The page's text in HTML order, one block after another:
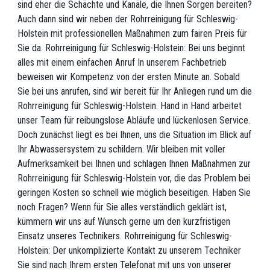
sind eher die Schächte und Kanäle, die Ihnen Sorgen bereiten?
Auch dann sind wir neben der Rohrreinigung für Schleswig-
Holstein mit professionellen Maßnahmen zum fairen Preis für
Sie da. Rohrreinigung für Schleswig-Holstein: Bei uns beginnt
alles mit einem einfachen Anruf In unserem Fachbetrieb
beweisen wir Kompetenz von der ersten Minute an. Sobald
Sie bei uns anrufen, sind wir bereit für Ihr Anliegen rund um die
Rohrreinigung für Schleswig-Holstein. Hand in Hand arbeitet
unser Team für reibungslose Abläufe und lückenlosen Service.
Doch zunächst liegt es bei Ihnen, uns die Situation im Blick auf
Ihr Abwassersystem zu schildern. Wir bleiben mit voller
Aufmerksamkeit bei Ihnen und schlagen Ihnen Maßnahmen zur
Rohrreinigung für Schleswig-Holstein vor, die das Problem bei
geringen Kosten so schnell wie möglich beseitigen. Haben Sie
noch Fragen? Wenn für Sie alles verständlich geklärt ist,
kümmern wir uns auf Wunsch gerne um den kurzfristigen
Einsatz unseres Technikers. Rohrreinigung für Schleswig-
Holstein: Der unkomplizierte Kontakt zu unserem Techniker
Sie sind nach Ihrem ersten Telefonat mit uns von unserer